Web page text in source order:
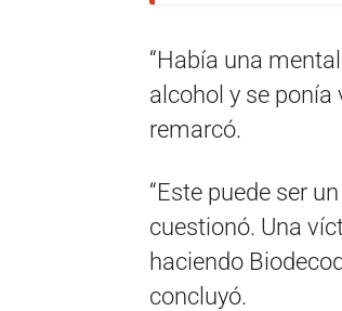
“Había una
alcohol y se
remarcó.
“Este puede ser
cuestionó. Una
haciendo
concluyó.